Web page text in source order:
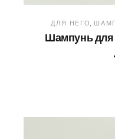
ДЛЯ НЕГО
Шампунь для